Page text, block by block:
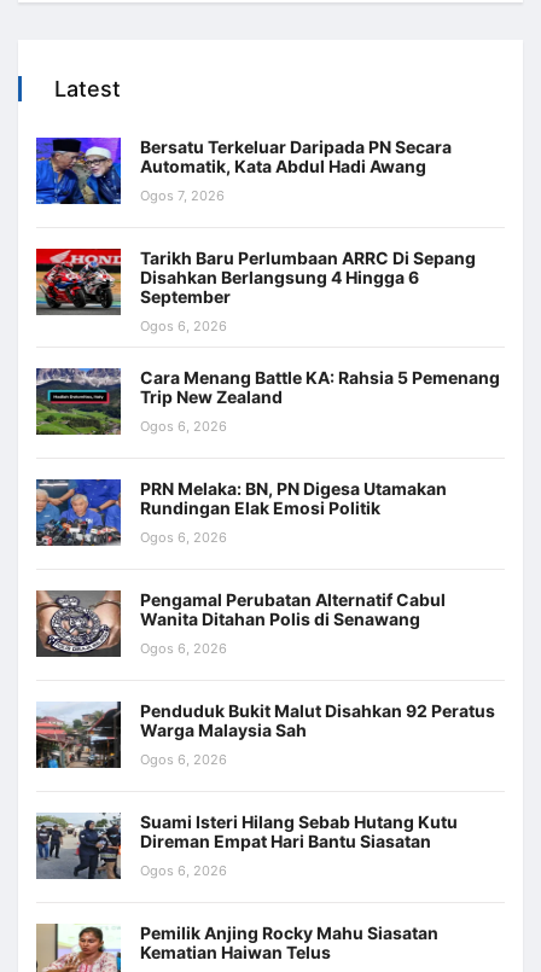
Latest
Bersatu Terkeluar Daripada PN Secara
Automatik, Kata Abdul Hadi Awang
Ogos 7, 2026
Tarikh Baru Perlumbaan ARRC Di Sepang
Disahkan Berlangsung 4 Hingga 6
September
Ogos 6, 2026
Cara Menang Battle KA: Rahsia 5 Pemenang
Trip New Zealand
Ogos 6, 2026
PRN Melaka: BN, PN Digesa Utamakan
Rundingan Elak Emosi Politik
Ogos 6, 2026
Pengamal Perubatan Alternatif Cabul
Wanita Ditahan Polis di Senawang
Ogos 6, 2026
Penduduk Bukit Malut Disahkan 92 Peratus
Warga Malaysia Sah
Ogos 6, 2026
Suami Isteri Hilang Sebab Hutang Kutu
Direman Empat Hari Bantu Siasatan
Ogos 6, 2026
Pemilik Anjing Rocky Mahu Siasatan
Kematian Haiwan Telus